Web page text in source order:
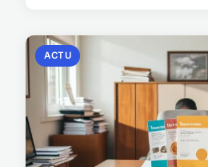
ACTU